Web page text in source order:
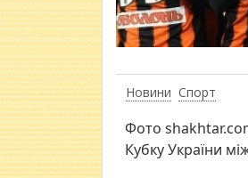
Новини Спорт
Фото
Кубку України